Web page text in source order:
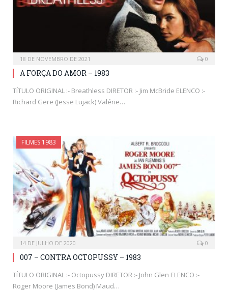
18 DE NOVEMBRO DE 2021 0
A FORÇA DO AMOR – 1983
TÍTULO ORIGINAL :- Breathless DIRETOR :- Jim McBride ELENCO :-
Richard Gere (Jesse Lujack) Valérie…
FILMES 1983
14 DE JULHO DE 2020 0
007 – CONTRA OCTOPUSSY – 1983
TÍTULO ORIGINAL :- Octopussy DIRETOR :- John Glen ELENCO :-
Roger Moore (James Bond) Maud…